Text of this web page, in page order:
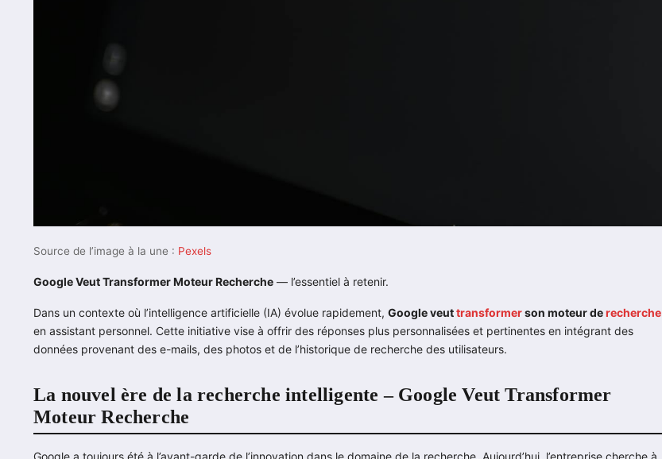
Source de l’image à la une : Pexels
Google Veut Transformer Moteur Recherche — l’essentiel à retenir.
Dans un contexte où l’intelligence artificielle (IA) évolue rapidement, Google veuttransformerson moteur derecherche
en assistant personnel. Cette initiative vise à offrir des réponses plus personnalisées et pertinentes en intégrant des
données provenant des e-mails, des photos et de l’historique de recherche des utilisateurs.
La nouvel ère de la recherche intelligente – Google Veut Transformer
Moteur Recherche